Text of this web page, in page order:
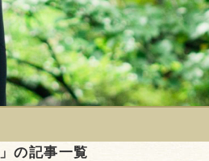
の記事一覧